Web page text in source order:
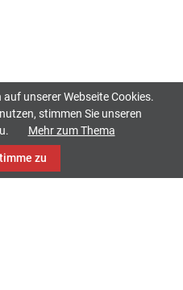
unserer Webseite Cookies.
stimmen Sie unseren
Mehr zum Thema
zu